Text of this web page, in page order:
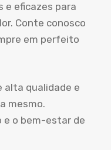
e eficazes para
Conte conosco
em perfeito
alta qualidade e
mesmo.
e o bem-estar de